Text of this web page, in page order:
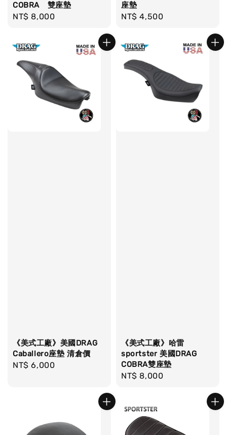
COBRA 雙座墊
Regular
NT$ 8,000
座墊
Regular
NT$ 4,500
《美式工廠》美國DRAG
Caballero座墊 清倉價
Regular
NT$ 6,000
《美式工廠》哈雷
sportster 美國DRAG
COBRA雙座墊
Regular
NT$ 8,000